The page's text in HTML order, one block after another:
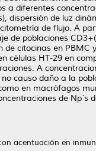
a diferentes
dispersión de luz
de flujo. A
de poblaciones
de citocinas en
células HT-29 en
A
causo daño a la
en macrófagos
de
acentuación en